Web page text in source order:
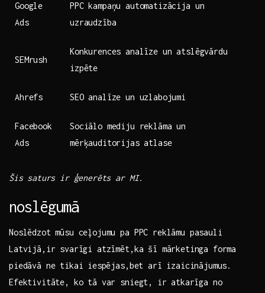
Google
Ads
PPC kampaņu automatizācija un
uzraudzība
SEMrush
Konkurences analīze un atslēgvārdu
izpēte
Ahrefs SEO analīze un uzlabojumi
Facebook
Ads
Sociālo mediju reklāma ‍un
mērķauditorijas atlase
Šis ⁤saturs ir ģenerēts ar MI.
noslēgumā
Noslēdzot mūsu ceļojumu pa PPC reklāmu pasauli
Latvijā,ir svarīgi atzīmēt,ka šī mārketinga forma
piedāvā ne tikai ⁢iespējas,bet arī izaicinājumus.
Efektivitāte, ko​ tā var sniegt, ir ⁢atkarīga no